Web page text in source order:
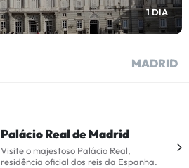
1 DIA
MADRID
Palácio Real de Madrid
Visite o majestoso Palácio Real,
residência oficial dos reis da Espanha.